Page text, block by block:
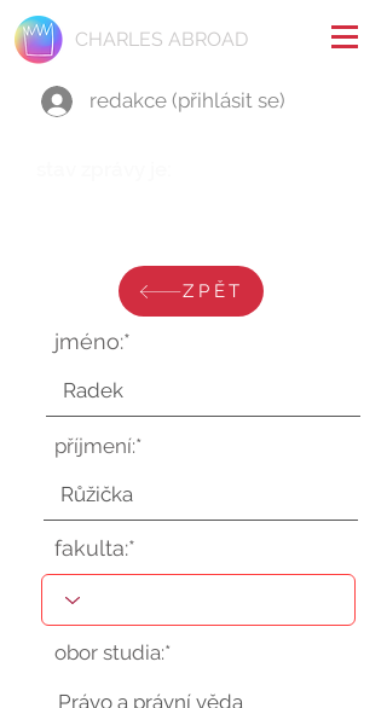
CHARLES ABROAD
redakce (přihlásit se)
ZPĚT
jméno:*
příjmení:*
fakulta:*
obor studia:*